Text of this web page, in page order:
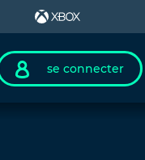
se connecter